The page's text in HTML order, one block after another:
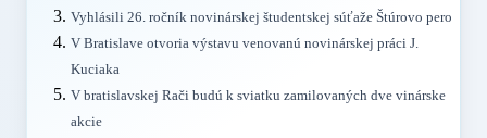
Vyhlásili 26. ročník novinárskej študentskej súťaže Štúrovo pero
V Bratislave otvoria výstavu venovanú novinárskej práci J.
Kuciaka
V bratislavskej Rači budú k sviatku zamilovaných dve vinárske
akcie